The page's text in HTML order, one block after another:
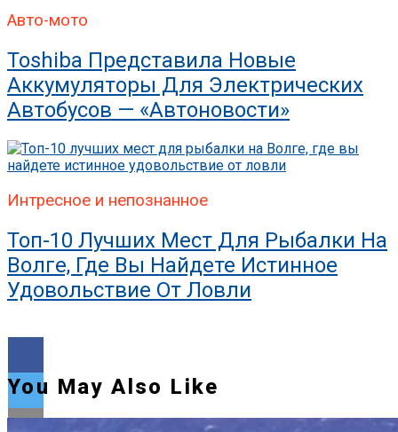
Авто-мото
Toshiba Представила Новые
Аккумуляторы Для Электрических
Автобусов — «Автоновости»
Интресное и непознанное
Топ-10 Лучших Мест Для Рыбалки На
Волге, Где Вы Найдете Истинное
Удовольствие От Ловли
You May Also Like